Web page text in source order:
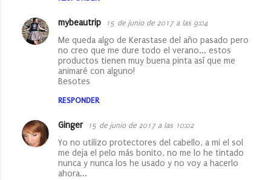
mybeautrip 15 de junio de 2017 a las 9:04
Me queda algo de Kerastase del año pasado pero
no creo que me dure todo el verano... estos
productos tienen muy buena pinta así que me
animaré con alguno!
Besotes
RESPONDER
Ginger 15 de junio de 2017 a las 10:02
Yo no utilizo protectores del cabello, a mi el sol
me deja el pelo más bonito, no me lo he tintado
nunca y nunca los he usado y no voy a hacerlo
ahora...